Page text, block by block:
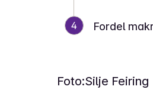
4 Fordel
Foto:Silje Feiring